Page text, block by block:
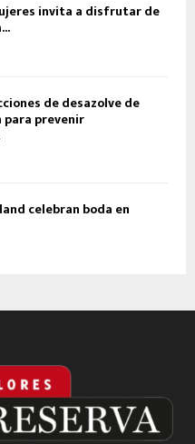
invita a disfrutar de
de desazolve de
para prevenir
celebran boda en